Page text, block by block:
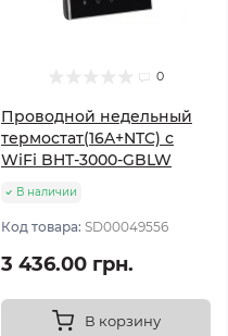
0
Проводной недельный
термостат(16A+NTC) с
WiFi BHT-3000-GBLW
В наличии
Код товара: SD00049556
3 436.00 грн.
В корзину